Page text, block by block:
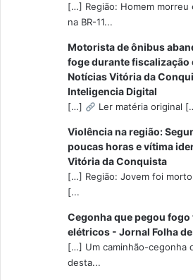
[…] Região: Homem morreu
na BR-11...
Motorista de ônibus
foge durante fiscalização
Notícias Vitória da
Inteligencia Digital
[…] Ler matéria original
Violência na região:
poucas horas e vítima
Vitória da Conquista
[…] Região: Jovem foi
[...
Cegonha que pegou
elétricos - Jornal Folha
[…] Um caminhão-cegonha
desta...